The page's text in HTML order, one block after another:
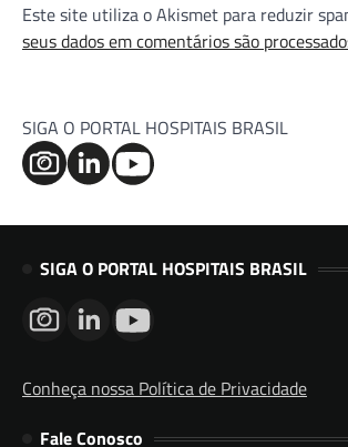
Este site utiliza o Akismet para reduzir
seus dados em comentários são
SIGA O PORTAL HOSPITAIS BRASIL
SIGA O PORTAL HOSPITAIS BRASIL
Conheça nossa Política de Privacidade
Fale Conosco